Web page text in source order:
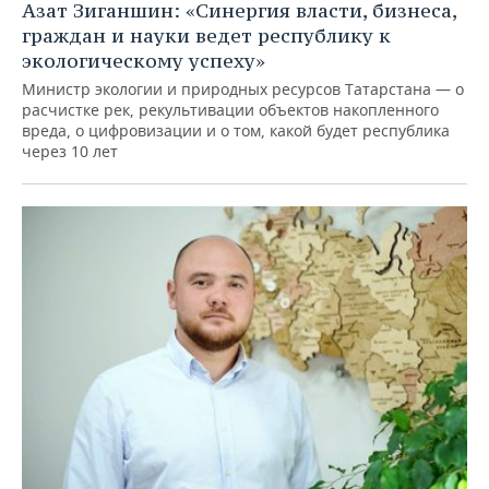
Азат Зиганшин: «Синергия власти, бизнеса,
граждан и науки ведет республику к
экологическому успеху»
Министр экологии и природных ресурсов Татарстана — о
расчистке рек, рекультивации объектов накопленного
вреда, о цифровизации и о том, какой будет республика
через 10 лет